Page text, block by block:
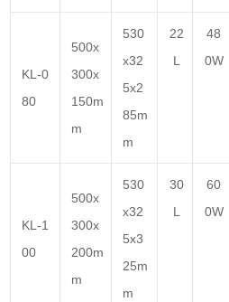
KL-0
80
500x
300x
150m
m
530
x32
5x2
85m
m
22
L
48
0W
KL-1
00
500x
300x
200m
m
530
x32
5x3
25m
m
30
L
60
0W